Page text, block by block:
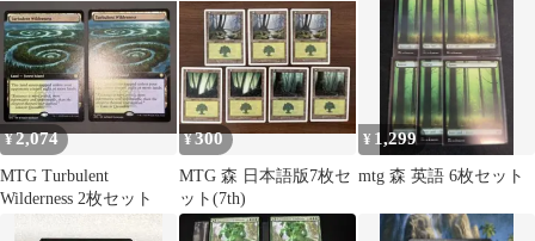
¥2,074
MTG Turbulent
Wilderness 2枚セット
¥300
MTG 森 日本語版7枚セ
ット(7th)
¥ 1,299
mtg 森 英語 6枚セット